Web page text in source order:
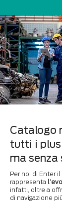
Catalogo
tutti i
ma senza
Per noi di Enter
rappresenta
infatti, oltre a
di navigazione